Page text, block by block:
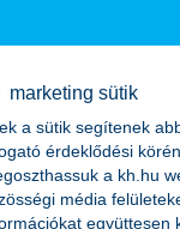
marketing sütik
a sütik segítenek
érdeklődési
a kh.hu
média
együttesen